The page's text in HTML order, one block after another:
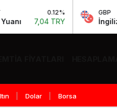
TRY
GBP
İngiliz Sterlini
Dolar Borsa